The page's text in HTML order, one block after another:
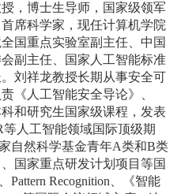
，博士生导师，国家级领军
席科学家，现任计算机学院
国重点实验室副主任、中国
副主任、国家人工智能标准
刘祥龙教授长期从事安全可
《人工智能安全导论》、
和研究生国家级课程，发表
人工智能领域国际顶级期
自然科学基金青年A类和B类
国家重点研发计划项目等国
Recognition、《智能